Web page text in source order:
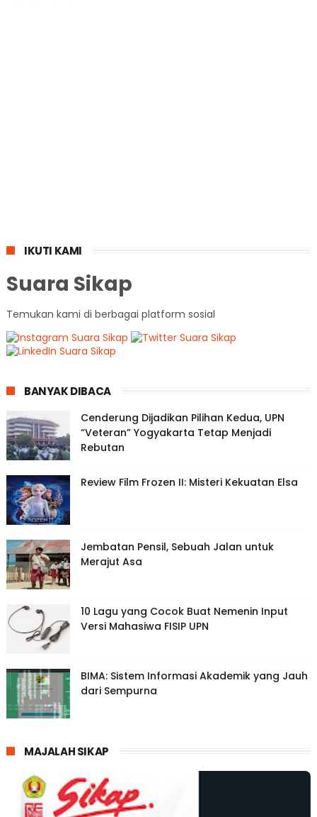
IKUTI KAMI
Suara Sikap
Temukan kami di berbagai platform sosial
BANYAK DIBACA
Cenderung Dijadikan Pilihan Kedua, UPN
“Veteran” Yogyakarta Tetap Menjadi
Rebutan
Review Film Frozen II: Misteri Kekuatan Elsa
Jembatan Pensil, Sebuah Jalan untuk
Merajut Asa
10 Lagu yang Cocok Buat Nemenin Input
Versi Mahasiwa FISIP UPN
BIMA: Sistem Informasi Akademik yang Jauh
dari Sempurna
MAJALAH SIKAP